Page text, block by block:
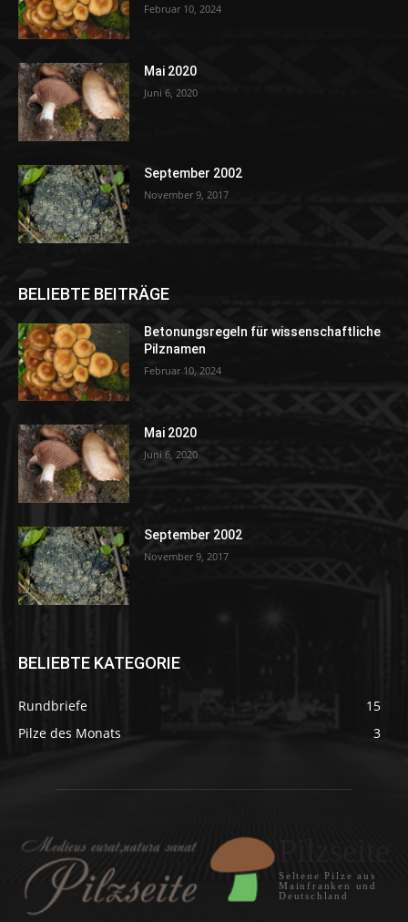
Februar 10, 2024
Mai 2020
Juni 6, 2020
September 2002
November 9, 2017
BELIEBTE BEITRÄGE
Betonungsregeln für wissenschaftliche
Pilznamen
Februar 10, 2024
Mai 2020
Juni 6, 2020
September 2002
November 9, 2017
BELIEBTE KATEGORIE
Rundbriefe
15
Pilze des Monats
3
Seltene Pilze aus
Mainfranken und
Deutschland